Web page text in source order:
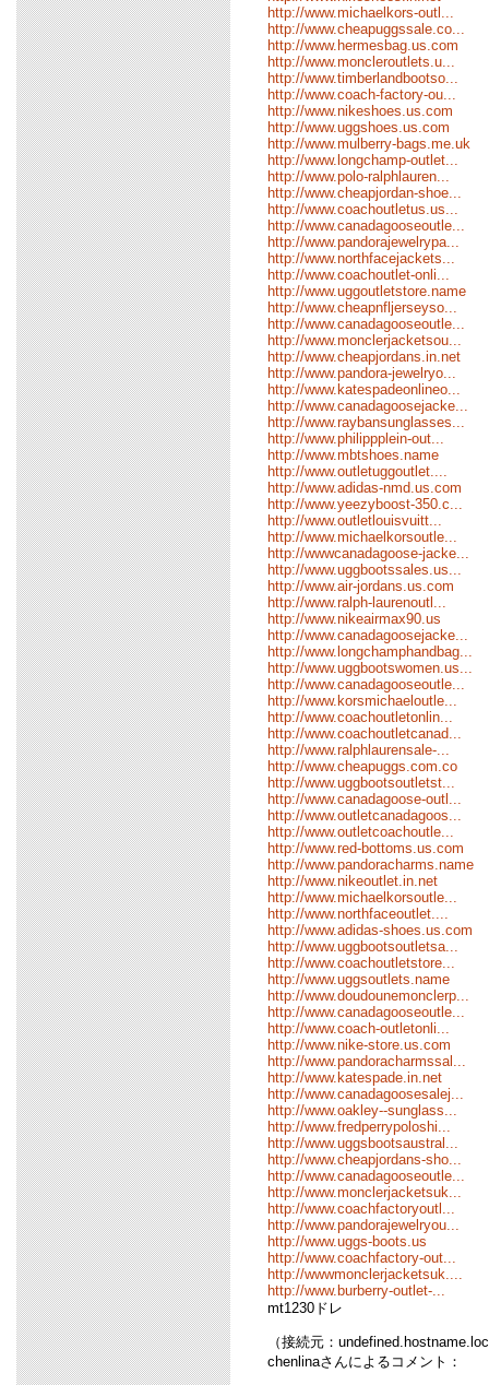
http://www.michaelkors-outl...
http://www.cheapuggssale.co...
http://www.hermesbag.us.com
http://www.moncleroutlets.u...
http://www.timberlandbootso...
http://www.coach-factory-ou...
http://www.nikeshoes.us.com
http://www.uggshoes.us.com
http://www.mulberry-bags.me.uk
http://www.longchamp-outlet...
http://www.polo-ralphlauren...
http://www.cheapjordan-shoe...
http://www.coachoutletus.us...
http://www.canadagooseoutle...
http://www.pandorajewelrypa...
http://www.northfacejackets...
http://www.coachoutlet-onli...
http://www.uggoutletstore.name
http://www.cheapnfljerseyso...
http://www.canadagooseoutle...
http://www.monclerjacketsou...
http://www.cheapjordans.in.net
http://www.pandora-jewelryo...
http://www.katespadeonlineo...
http://www.canadagoosejacke...
http://www.raybansunglasses...
http://www.philippplein-out...
http://www.mbtshoes.name
http://www.outletuggoutlet....
http://www.adidas-nmd.us.com
http://www.yeezyboost-350.c...
http://www.outletlouisvuitt...
http://www.michaelkorsoutle...
http://wwwcanadagoose-jacke...
http://www.uggbootssales.us...
http://www.air-jordans.us.com
http://www.ralph-laurenoutl...
http://www.nikeairmax90.us
http://www.canadagoosejacke...
http://www.longchamphandbag...
http://www.uggbootswomen.us...
http://www.canadagooseoutle...
http://www.korsmichaeloutle...
http://www.coachoutletonlin...
http://www.coachoutletcanad...
http://www.ralphlaurensale-...
http://www.cheapuggs.com.co
http://www.uggbootsoutletst...
http://www.canadagoose-outl...
http://www.outletcanadagoos...
http://www.outletcoachoutle...
http://www.red-bottoms.us.com
http://www.pandoracharms.name
http://www.nikeoutlet.in.net
http://www.michaelkorsoutle...
http://www.northfaceoutlet....
http://www.adidas-shoes.us.com
http://www.uggbootsoutletsa...
http://www.coachoutletstore...
http://www.uggsoutlets.name
http://www.doudounemonclerp...
http://www.canadagooseoutle...
http://www.coach-outletonli...
http://www.nike-store.us.com
http://www.pandoracharmssal...
http://www.katespade.in.net
http://www.canadagoosesalej...
http://www.oakley--sunglass...
http://www.fredperrypoloshi...
http://www.uggsbootsaustral...
http://www.cheapjordans-sho...
http://www.canadagooseoutle...
http://www.monclerjacketsuk...
http://www.coachfactoryoutl...
http://www.pandorajewelryou...
http://www.uggs-boots.us
http://www.coachfactory-out...
http://wwwmonclerjacketsuk....
http://www.burberry-outlet-...
mt1230ドレ
（接続元：
chenlinaさんによるコメント：